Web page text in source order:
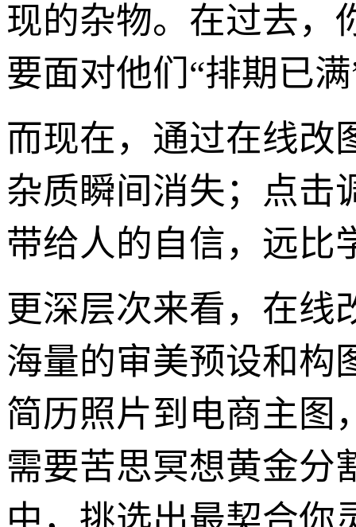
现的杂物。在过去，
要面对他们“排期已
而现在，通过在线改
杂质瞬间消失；点击
带给人的自信，远比
更深层次来看，在线
海量的审美预设和构
简历照片到电商主图
需要苦思冥想黄金分